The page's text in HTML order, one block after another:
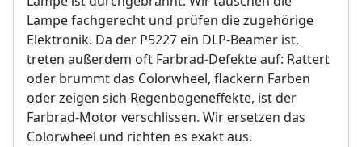
Lampe fachgerecht und prüfen die zugehörige
Elektronik. Da der P5227 ein DLP-Beamer ist,
treten außerdem oft Farbrad-Defekte auf: Rattert
oder brummt das Colorwheel, flackern Farben
oder zeigen sich Regenbogeneffekte, ist der
Farbrad-Motor verschlissen. Wir ersetzen das
Colorwheel und richten es exakt aus.